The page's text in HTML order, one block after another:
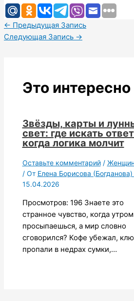
← Предыдущая Запись
Следующая Запись →
Это интересно
Звёзды, карты и
свет: где искать
когда логика молчит
Оставьте комментарий /
/ От Елена Борисова (Богданова)
15.04.2026
Просмотров: 196 Знаете это
странное чувство, когда утром
просыпаешься, а мир словно
сговорился? Кофе убежал,
пропали в недрах сумки,…